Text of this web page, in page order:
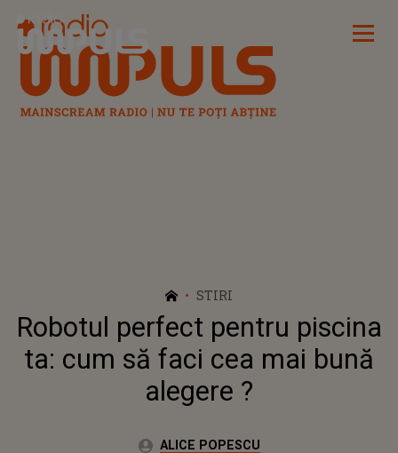
Radio Impuls
STIRI
Robotul perfect pentru piscina
ta: cum să faci cea mai bună
alegere ?
Autor:ALICE POPESCU